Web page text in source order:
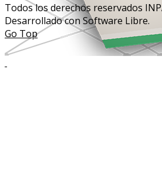
Todos los derechos reservados
Desarrollado con Software Libre.
Go Top